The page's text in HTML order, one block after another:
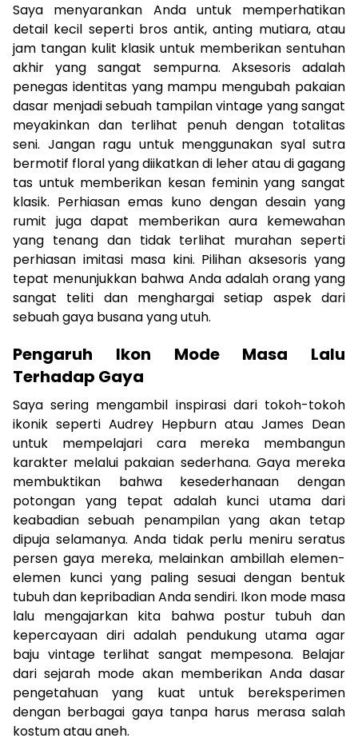
Saya menyarankan Anda untuk memperhatikan
detail kecil seperti bros antik, anting mutiara, atau
jam tangan kulit klasik untuk memberikan sentuhan
akhir yang sangat sempurna. Aksesoris adalah
penegas identitas yang mampu mengubah pakaian
dasar menjadi sebuah tampilan vintage yang sangat
meyakinkan dan terlihat penuh dengan totalitas
seni. Jangan ragu untuk menggunakan syal sutra
bermotif floral yang diikatkan di leher atau di gagang
tas untuk memberikan kesan feminin yang sangat
klasik. Perhiasan emas kuno dengan desain yang
rumit juga dapat memberikan aura kemewahan
yang tenang dan tidak terlihat murahan seperti
perhiasan imitasi masa kini. Pilihan aksesoris yang
tepat menunjukkan bahwa Anda adalah orang yang
sangat teliti dan menghargai setiap aspek dari
sebuah gaya busana yang utuh.
Pengaruh Ikon Mode Masa Lalu
Terhadap Gaya
Saya sering mengambil inspirasi dari tokoh-tokoh
ikonik seperti Audrey Hepburn atau James Dean
untuk mempelajari cara mereka membangun
karakter melalui pakaian sederhana. Gaya mereka
membuktikan bahwa kesederhanaan dengan
potongan yang tepat adalah kunci utama dari
keabadian sebuah penampilan yang akan tetap
dipuja selamanya. Anda tidak perlu meniru seratus
persen gaya mereka, melainkan ambillah elemen-
elemen kunci yang paling sesuai dengan bentuk
tubuh dan kepribadian Anda sendiri. Ikon mode masa
lalu mengajarkan kita bahwa postur tubuh dan
kepercayaan diri adalah pendukung utama agar
baju vintage terlihat sangat mempesona. Belajar
dari sejarah mode akan memberikan Anda dasar
pengetahuan yang kuat untuk bereksperimen
dengan berbagai gaya tanpa harus merasa salah
kostum atau aneh.